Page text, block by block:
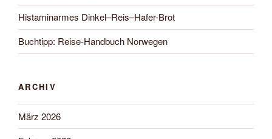
Histaminarmes Dinkel–Reis–Hafer-Brot
Buchtipp: Reise-Handbuch Norwegen
ARCHIV
März 2026